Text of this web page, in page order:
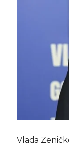
Vlada